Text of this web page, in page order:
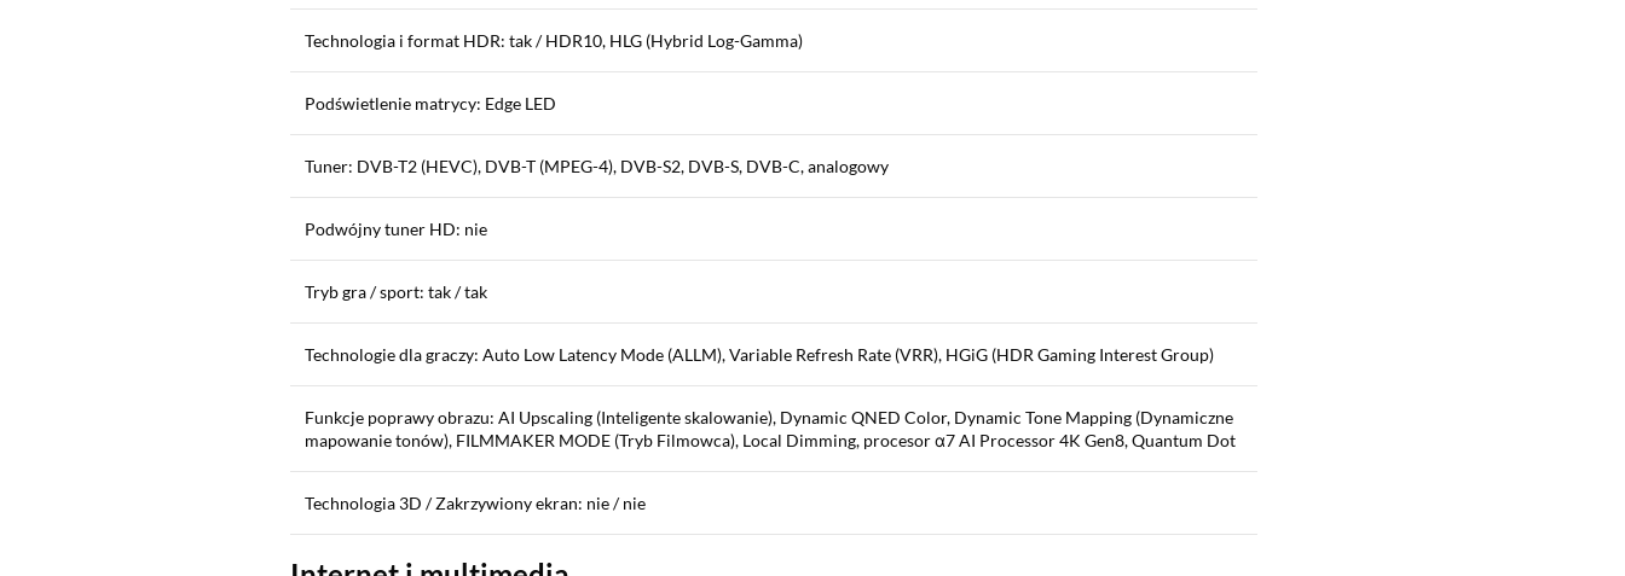
Technologia i format HDR: tak / HDR10, HLG (Hybrid Log-Gamma)
Podświetlenie matrycy: Edge LED
Tuner: DVB-T2 (HEVC), DVB-T (MPEG-4), DVB-S2, DVB-S, DVB-C, analogowy
Podwójny tuner HD: nie
Tryb gra / sport: tak / tak
Technologie dla graczy: Auto Low Latency Mode (ALLM), Variable Refresh Rate (VRR), HGiG (HDR Gaming Interest Group)
Funkcje poprawy obrazu: AI Upscaling (Inteligente skalowanie), Dynamic QNED Color, Dynamic Tone Mapping (Dynamiczne
mapowanie tonów), FILMMAKER MODE (Tryb Filmowca), Local Dimming, procesor α7 AI Processor 4K Gen8, Quantum Dot
Technologia 3D / Zakrzywiony ekran: nie / nie